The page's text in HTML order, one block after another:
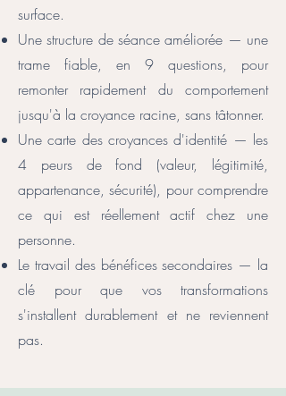
surface.
Une structure de séance améliorée — une
trame fiable, en 9 questions, pour
remonter rapidement du comportement
jusqu'à la croyance racine, sans tâtonner.
Une carte des croyances d'identité — les
4 peurs de fond (valeur, légitimité,
appartenance, sécurité), pour comprendre
ce qui est réellement actif chez une
personne.
Le travail des bénéfices secondaires — la
clé pour que vos transformations
s'installent durablement et ne reviennent
pas.